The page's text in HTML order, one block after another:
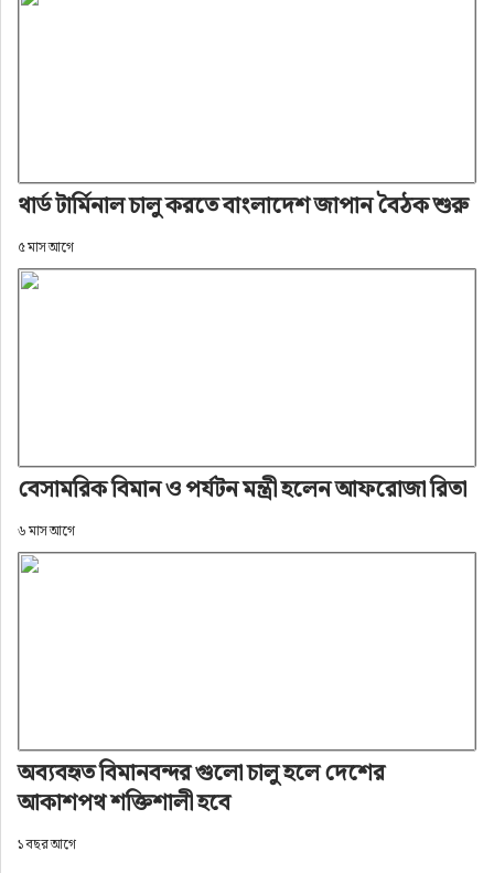
থার্ড টার্মিনাল চালু করতে বাংলাদেশ জাপান বৈঠক শুরু
৫ মাস আগে
বেসামরিক বিমান ও পর্যটন মন্ত্রী হলেন আফরোজা রিতা
৬ মাস আগে
অব্যবহৃত বিমানবন্দর গুলো চালু হলে দেশের
আকাশপথ শক্তিশালী হবে
১ বছর আগে